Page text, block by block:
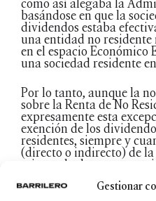
Gestionar
basándose en que la
dividendos estaba
una entidad no
en el espacio Económico
una sociedad residente
Por lo tanto, aunque la
sobre la Renta de No
expresamente esta
exención de los
residentes, siempre y
(directo o indirecto) de
mismos lo detente un
justificación alguna.